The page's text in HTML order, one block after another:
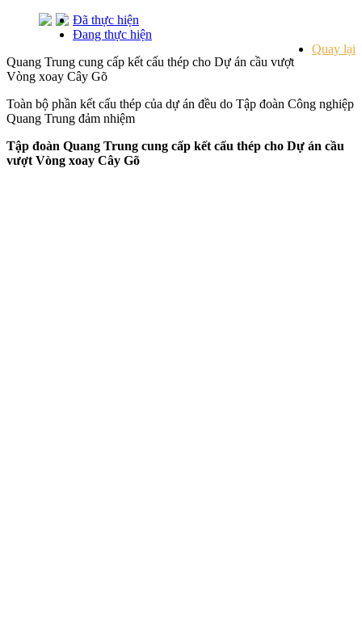
Đã thực hiện
Đang thực hiện
Quay lại
Quang Trung cung cấp kết cấu thép cho Dự án cầu vượt
Vòng xoay Cây Gõ
Toàn bộ phần kết cấu thép của dự án đều do Tập đoàn Công nghiệp
Quang Trung đảm nhiệm
Tập đoàn Quang Trung cung cấp kết cấu thép cho Dự án cầu
vượt Vòng xoay Cây Gõ